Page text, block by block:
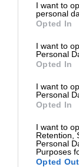
I want to
personal
Opted In
I want to
Personal
Opted In
I want to
Personal
Opted In
I want to
Retention,
Personal
Purposes
Opted Out
06/